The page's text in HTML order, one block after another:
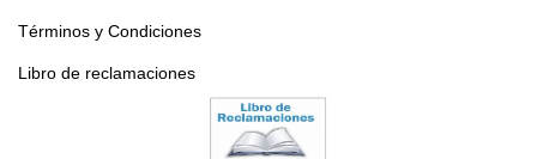
Términos y Condiciones
Libro de reclamaciones